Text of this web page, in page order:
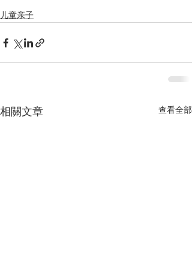
儿童亲子
相關文章 查看全部